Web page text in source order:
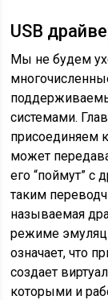
USB
Мы не будем
системами.
присоединяем
может
его “поймут” с
таким
называемая
режиме
означает, что
создает
которыми и